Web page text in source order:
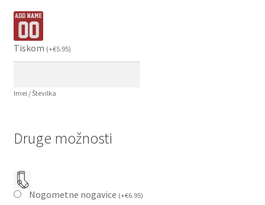
Tiskom (+€5.95)
Imei / Številka
Druge možnosti
Nogometne nogavice (+€6.95)